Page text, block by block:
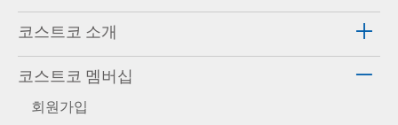
코스트코 소개
코스트코 멤버십
회원가입